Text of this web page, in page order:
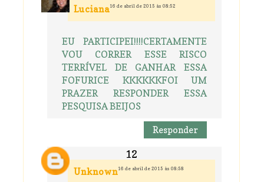
Luciana16 de abril de 2015 às 08:52
EU PARTICIPEI!!!!CERTAMENTE
VOU CORRER ESSE RISCO
TERRÍVEL DE GANHAR ESSA
FOFURICE KKKKKKFOI UM
PRAZER RESPONDER ESSA
PESQUISA BEIJOS
Responder
Unknown16 de abril de 2015 às 08:58